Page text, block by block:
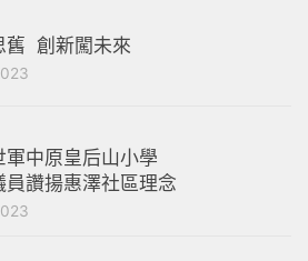
舊 創新闖未來
軍中原皇后山小學
員讚揚惠澤社區理念